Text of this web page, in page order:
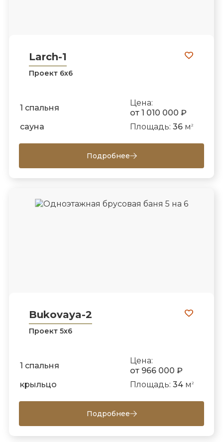
Larch-1
Проект 6х6
1 спальня
Цена:
от 1 010 000 ₽
сауна
Площадь: 36м 2
Подробнее
Bukovaya-2
Проект 5х6
1 спальня
Цена:
от 966 000 ₽
крыльцо
Площадь: 34м 2
Подробнее